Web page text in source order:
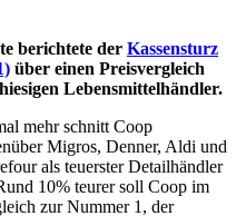
berichtete der Kassensturz
über einen Preisvergleich
Lebensmittelhändler.
mehr schnitt Coop
Migros, Denner, Aldi und
als teuerster Detailhändler
10% teurer soll Coop im
zur Nummer 1, der